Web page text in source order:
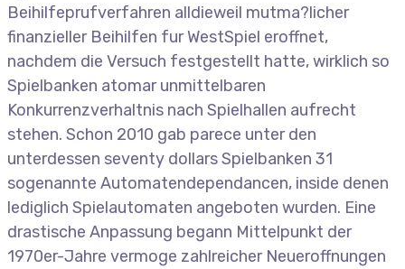
Beihilfeprufverfahren alldieweil mutma?licher
finanzieller Beihilfen fur WestSpiel eroffnet,
nachdem die Versuch festgestellt hatte, wirklich so
Spielbanken atomar unmittelbaren
Konkurrenzverhaltnis nach Spielhallen aufrecht
stehen. Schon 2010 gab parece unter den
unterdessen seventy dollars Spielbanken 31
sogenannte Automatendependancen, inside denen
lediglich Spielautomaten angeboten wurden. Eine
drastische Anpassung begann Mittelpunkt der
1970er-Jahre vermoge zahlreicher Neueroffnungen